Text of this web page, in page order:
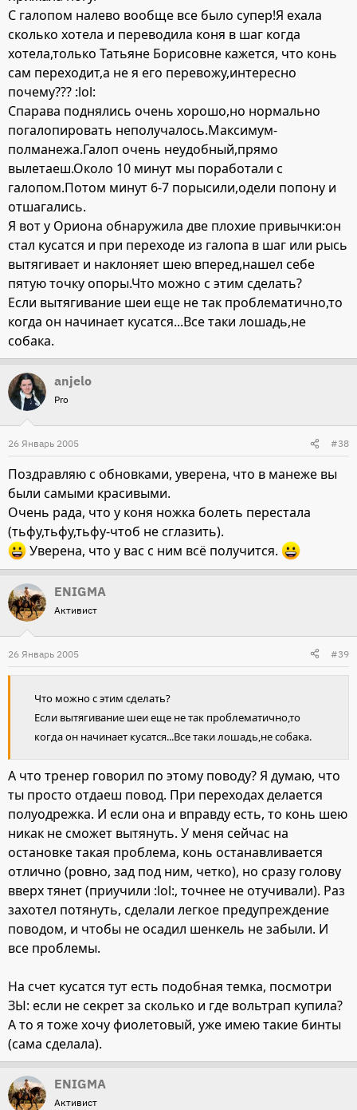
С галопом налево вообще все было супер!Я ехала
сколько хотела и переводила коня в шаг когда
хотела,только Татьяне Борисовне кажется, что конь
сам переходит,а не я его перевожу,интересно
почему??? :lol:
Спарава поднялись очень хорошо,но нормально
погалопировать неполучалось.Максимум-
полманежа.Галоп очень неудобный,прямо
вылетаеш.Около 10 минут мы поработали с
галопом.Потом минут 6-7 порысили,одели попону и
отшагались.
Я вот у Ориона обнаружила две плохие привычки:он
стал кусатся и при переходе из галопа в шаг или рысь
вытягивает и наклоняет шею вперед,нашел себе
пятую точку опоры.Что можно с этим сделать?
Если вытягивание шеи еще не так проблематично,то
когда он начинает кусатся...Все таки лошадь,не
собака.
anjelo
Pro
26 Январь 2005 #38
Поздравляю с обновками, уверена, что в манеже вы
были самыми красивыми.
Очень рада, что у коня ножка болеть перестала
(тьфу,тьфу,тьфу-чтоб не сглазить).
Уверена, что у вас с ним всё получится.
ENIGMA
Активист
26 Январь 2005 #39
Что можно с этим сделать?
Если вытягивание шеи еще не так проблематично,то
когда он начинает кусатся...Все таки лошадь,не собака.
А что тренер говорил по этому поводу? Я думаю, что
ты просто отдаеш повод. При переходах делается
полуодрежка. И если она и вправду есть, то конь шею
никак не сможет вытянуть. У меня сейчас на
остановке такая проблема, конь останавливается
отлично (ровно, зад под ним, четко), но сразу голову
вверх тянет (приучили :lol:, точнее не отучивали). Раз
захотел потянуть, сделали легкое предупреждение
поводом, и чтобы не осадил шенкель не забыли. И
все проблемы.
На счет кусатся тут есть подобная темка, посмотри
ЗЫ: если не секрет за сколько и где вольтрап купила?
А то я тоже хочу фиолетовый, уже имею такие бинты
(сама сделала).
ENIGMA
Активист